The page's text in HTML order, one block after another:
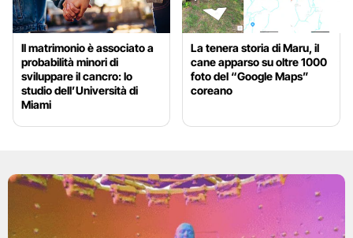
Il matrimonio è associato a
probabilità minori di
sviluppare il cancro: lo
studio dell’Università di
Miami
La tenera storia di Maru, il
cane apparso su oltre 1000
foto del “Google Maps”
coreano